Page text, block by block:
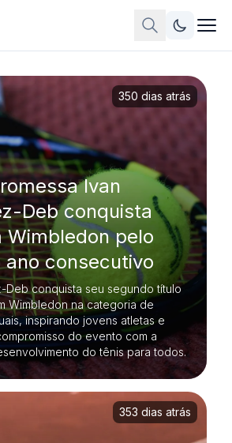
Ivan
Deb conquista
Wimbledon pelo
ano consecutivo
Deb conquista seu segundo título
Wimbledon na categoria de
inspirando jovens atletas e
do evento com a
do tênis para todos.
350 dias atrás
353 dias atrás